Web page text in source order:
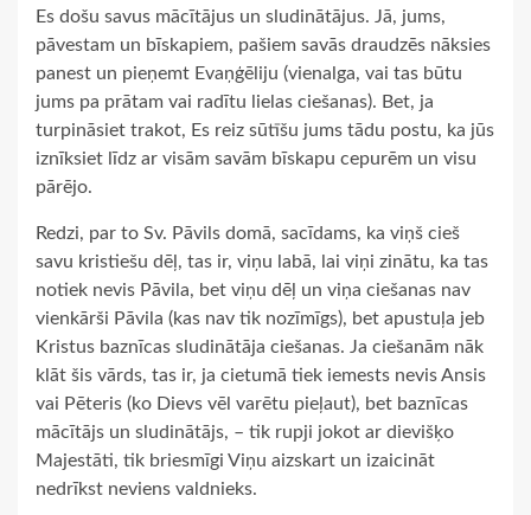
Es došu savus mācītājus un sludinātājus. Jā, jums,
pāvestam un bīskapiem, pašiem savās draudzēs nāksies
panest un pieņemt Evaņģēliju (vienalga, vai tas būtu
jums pa prātam vai radītu lielas ciešanas). Bet, ja
turpināsiet trakot, Es reiz sūtīšu jums tādu postu, ka jūs
iznīksiet līdz ar visām savām bīskapu cepurēm un visu
pārējo.
Redzi, par to Sv. Pāvils domā, sacīdams, ka viņš cieš
savu kristiešu dēļ, tas ir, viņu labā, lai viņi zinātu, ka tas
notiek nevis Pāvila, bet viņu dēļ un viņa ciešanas nav
vienkārši Pāvila (kas nav tik nozīmīgs), bet apustuļa jeb
Kristus baznīcas sludinātāja ciešanas. Ja ciešanām nāk
klāt šis vārds, tas ir, ja cietumā tiek iemests nevis Ansis
vai Pēteris (ko Dievs vēl varētu pieļaut), bet baznīcas
mācītājs un sludinātājs, – tik rupji jokot ar dievišķo
Majestāti, tik briesmīgi Viņu aizskart un izaicināt
nedrīkst neviens valdnieks.